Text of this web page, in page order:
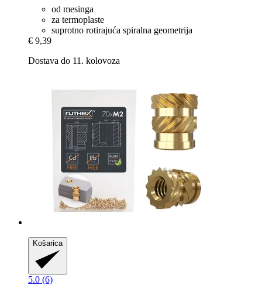
od mesinga
za termoplaste
suprotno rotirajuća spiralna geometrija
€ 9,39
Dostava do 11. kolovoza
Košarica
5.0 (6)